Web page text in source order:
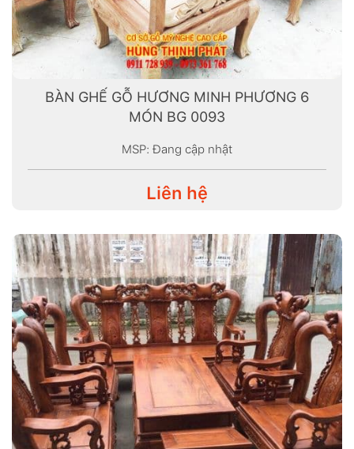
BÀN GHẾ GỖ HƯƠNG MINH PHƯƠNG 6
MÓN BG 0093
MSP: Đang cập nhật
Liên hệ